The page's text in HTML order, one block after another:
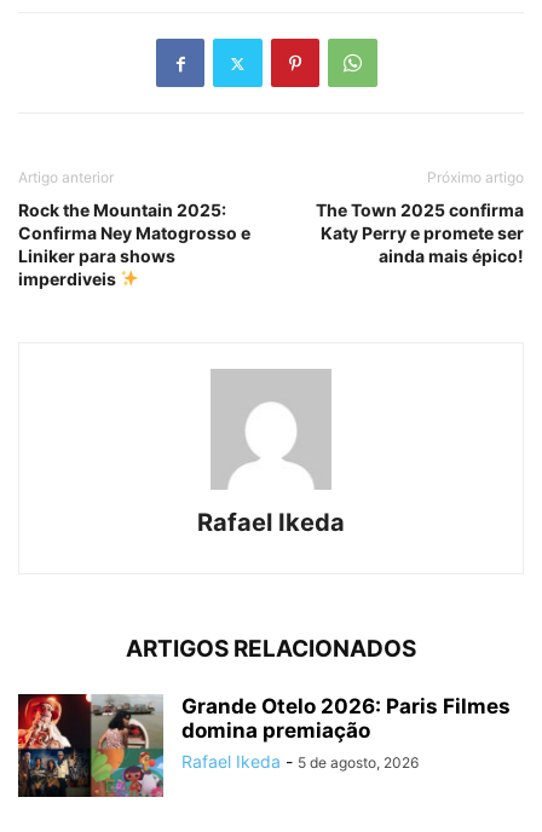
Artigo anterior
Rock the Mountain 2025:
Confirma Ney Matogrosso e
Liniker para shows
imperdiveis
Próximo artigo
The Town 2025 confirma
Katy Perry e promete ser
ainda mais épico!
Rafael Ikeda
ARTIGOS RELACIONADOS
Grande Otelo 2026: Paris Filmes
domina premiação
Rafael Ikeda - 5 de agosto, 2026